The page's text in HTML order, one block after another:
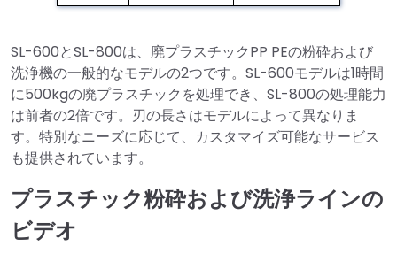
SL-600とSL-800は、廃プラスチックPP PEの粉砕および
洗浄機の一般的なモデルの2つです。SL-600モデルは1時間
に500kgの廃プラスチックを処理でき、SL-800の処理能力
は前者の2倍です。刃の長さはモデルによって異なりま
す。特別なニーズに応じて、カスタマイズ可能なサービス
も提供されています。
プラスチック粉砕および洗浄ラインの
ビデオ